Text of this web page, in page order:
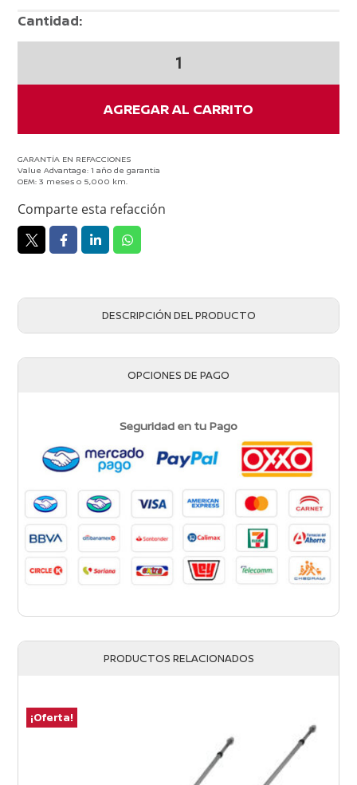
Cantidad:
cantidad
AGREGAR AL CARRITO
GARANTÍA EN REFACCIONES
Value Advantage: 1 año de garantía
OEM: 3 meses o 5,000 km.
Comparte esta refacción
DESCRIPCIÓN DEL PRODUCTO
OPCIONES DE PAGO
Seguridad en tu Pago
PRODUCTOS RELACIONADOS
¡Oferta!